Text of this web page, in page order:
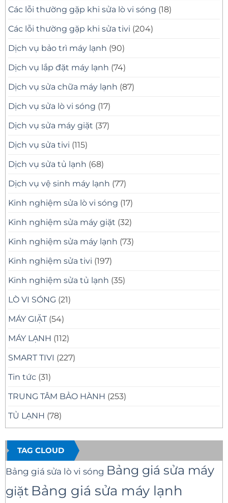
Các lỗi thường gặp khi sửa lò vi sóng (18)
Các lỗi thường gặp khi sửa tivi (204)
Dịch vụ bảo trì máy lạnh (90)
Dịch vụ lắp đặt máy lạnh (74)
Dịch vụ sửa chữa máy lạnh (87)
Dịch vụ sửa lò vi sóng (17)
Dịch vụ sửa máy giặt (37)
Dịch vụ sửa tivi (115)
Dịch vụ sửa tủ lạnh (68)
Dịch vụ vệ sinh máy lạnh (77)
Kinh nghiệm sửa lò vi sóng (17)
Kinh nghiệm sửa máy giặt (32)
Kinh nghiệm sửa máy lạnh (73)
Kinh nghiệm sửa tivi (197)
Kinh nghiệm sửa tủ lạnh (35)
LÒ VI SÓNG (21)
MÁY GIẶT (54)
MÁY LẠNH (112)
SMART TIVI (227)
Tin tức (31)
TRUNG TÂM BẢO HÀNH (253)
TỦ LẠNH (78)
TAG CLOUD
Bảng giá sửa lò vi sóng Bảng giá sửa máy
giặt Bảng giá sửa máy lạnh